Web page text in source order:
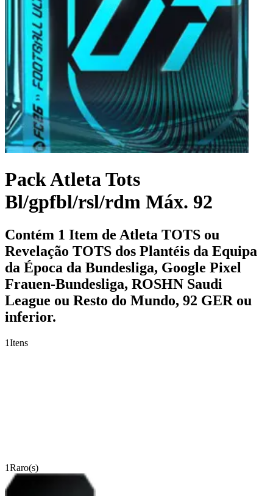
Pack Atleta Tots
Bl/gpfbl/rsl/rdm Máx. 92
Contém 1 Item de Atleta TOTS ou
Revelação TOTS dos Plantéis da Equipa
da Época da Bundesliga, Google Pixel
Frauen-Bundesliga, ROSHN Saudi
League ou Resto do Mundo, 92 GER ou
inferior.
1Itens
1Raro(s)